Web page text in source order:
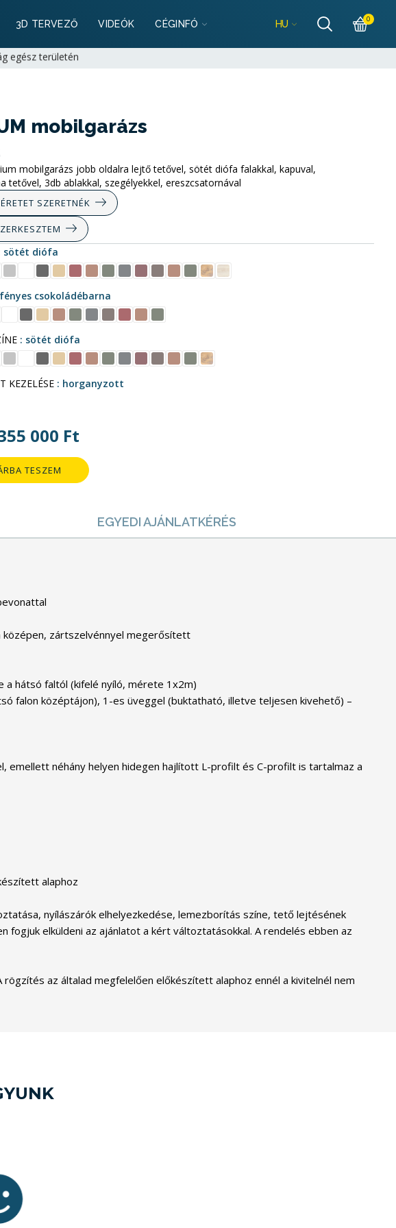
3D TERVEZŐ VIDEÓK CÉGINFÓ HU 0
év cégeknek -
egész területén
mobilgarázs
mobilgarázs jobb oldalra lejtő tetővel, sötét diófa falakkal, kapuval,
tetővel, 3db ablakkal, szegélyekkel, ereszcsatornával
SZERETNÉK
sötét diófa
fényes csokoládébarna
sötét diófa
KEZELÉSE horganyzott
000 Ft
TESZEM
EGYEDI AJÁNLATKÉRÉS
középen, zártszelvénnyel megerősített
hátsó faltól (kifelé nyíló, mérete 1x2m)
falon középtájon), 1-es üveggel (buktatható, illetve teljesen kivehető) –
néhány helyen hidegen hajlított L-profilt és C-profilt is tartalmaz a
alaphoz
nyílászárók elhelyezkedése, lemezborítás színe, tető lejtésének
elküldeni az ajánlatot a kért változtatásokkal. A rendelés ebben az
az általad megfelelően előkészített alaphoz ennél a kivitelnél nem
a
közel